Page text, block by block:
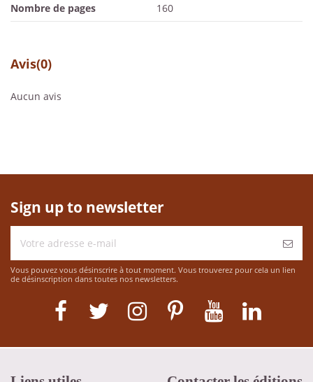
Nombre de pages
160
Avis(0)
Aucun avis
Sign up to newsletter
Vous pouvez vous désinscrire à tout moment. Vous trouverez pour cela un lien
de désinscription dans toutes nos newsletters.